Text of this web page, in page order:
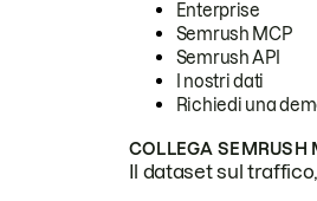
Enterprise
Semrush MCP
Semrush API
I nostri dati
Richiedi una
COLLEGA SEMRUSH
Il dataset sul